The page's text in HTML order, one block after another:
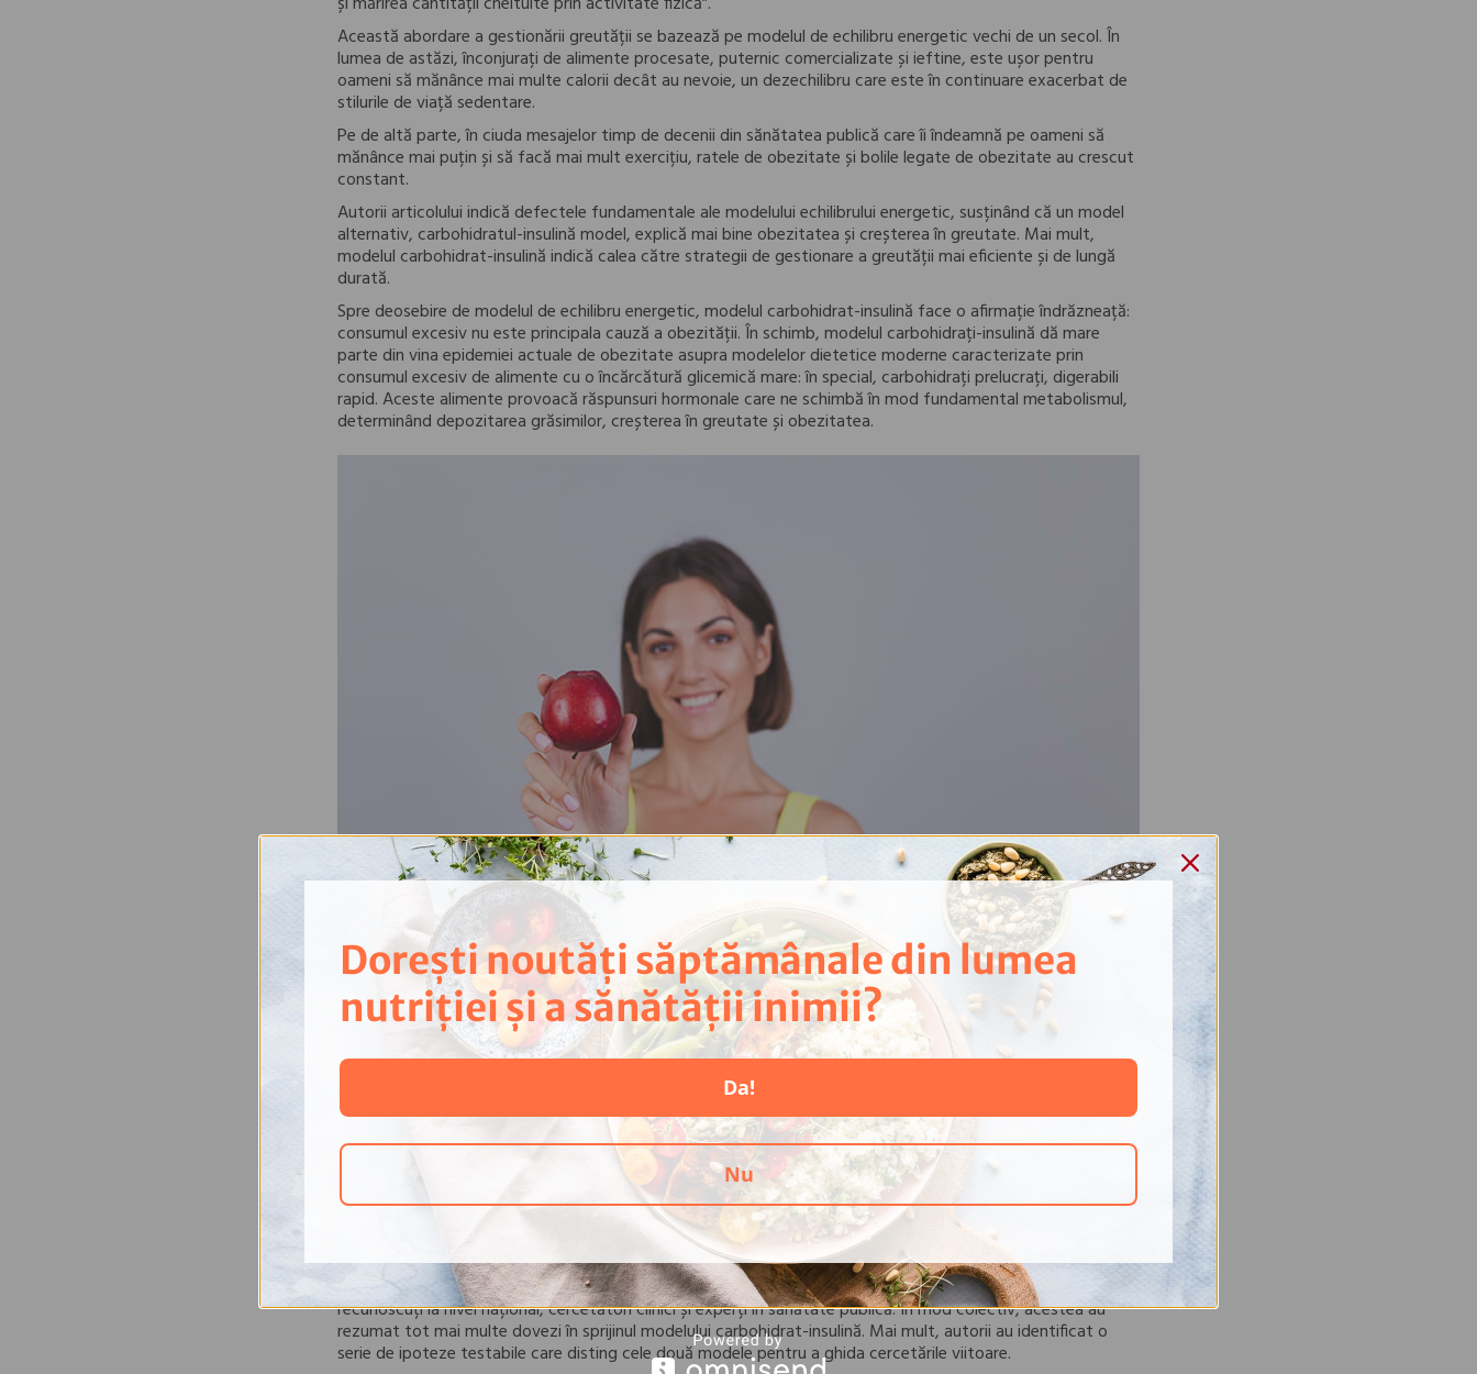
Această abordare a gestionării greutății se bazează pe modelul de echilibru energetic vechi de un secol. În
lumea de astăzi, înconjurați de alimente procesate, puternic comercializate și ieftine, este ușor pentru
oameni să mănânce mai multe calorii decât au nevoie, un dezechilibru care este în continuare exacerbat de
stilurile de viață sedentare.
Pe de altă parte, în ciuda mesajelor timp de decenii din sănătatea publică care îi îndeamnă pe oameni să
mănânce mai puțin și să facă mai mult exercițiu, ratele de obezitate și bolile legate de obezitate au crescut
constant.
Autorii articolului indică defectele fundamentale ale modelului echilibrului energetic, susținând că un model
alternativ, carbohidratul-insulină model, explică mai bine obezitatea și creșterea în greutate. Mai mult,
modelul carbohidrat-insulină indică calea către strategii de gestionare a greutății mai eficiente și de lungă
durată.
Spre deosebire de modelul de echilibru energetic, modelul carbohidrat-insulină face o afirmație îndrăzneață:
consumul excesiv nu este principala cauză a obezității. În schimb, modelul carbohidrați-insulină dă mare
parte din vina epidemiei actuale de obezitate asupra modelelor dietetice moderne caracterizate prin
consumul excesiv de alimente cu o încărcătură glicemică mare: în special, carbohidrați prelucrați, digerabili
rapid. Aceste alimente provoacă răspunsuri hormonale care ne schimbă în mod fundamental metabolismul,
determinând depozitarea grăsimilor, creșterea în greutate și obezitatea.
Când mâncăm carbohidrați foarte procesați, organismul crește secreția de insulină și suprimă secreția de
glucagon. La rândul său, acest lucru indică celulelor adipoase să stocheze mai multe calorii, lăsând mai puține
calorii disponibile pentru a alimenta mușchii și alte țesuturi active din punct de vedere metabolic. Creierul
percepe că organismul nu primește suficientă energie, ceea ce, la rândul său, duce la senzații de foame. În
plus, metabolismul poate încetini în încercarea organismului de a conserva combustibilul. Astfel, tindem să
rămânem înfometați, chiar dacă continuăm să obținem exces de grăsime.
Deși originile modelului carbohidrat-insulină datează de la începutul anilor 1900,American Journal of Clinical
Nutrition oferă cea mai cuprinzătoare formulare a acestuia, scrisă de o echipă de 17 oameni de știință
recunoscuți la nivel național, cercetători clinici și experți în sănătate publică. În mod colectiv, acestea au
rezumat tot mai multe dovezi în sprijinul modelului carbohidrat-insulină. Mai mult, autorii au identificat o
serie de ipoteze testabile care disting cele două modele pentru a ghida cercetările viitoare.
Dorești noutăți săptămânale din lumea
nutriției și a sănătății inimii?
Da!
Nu